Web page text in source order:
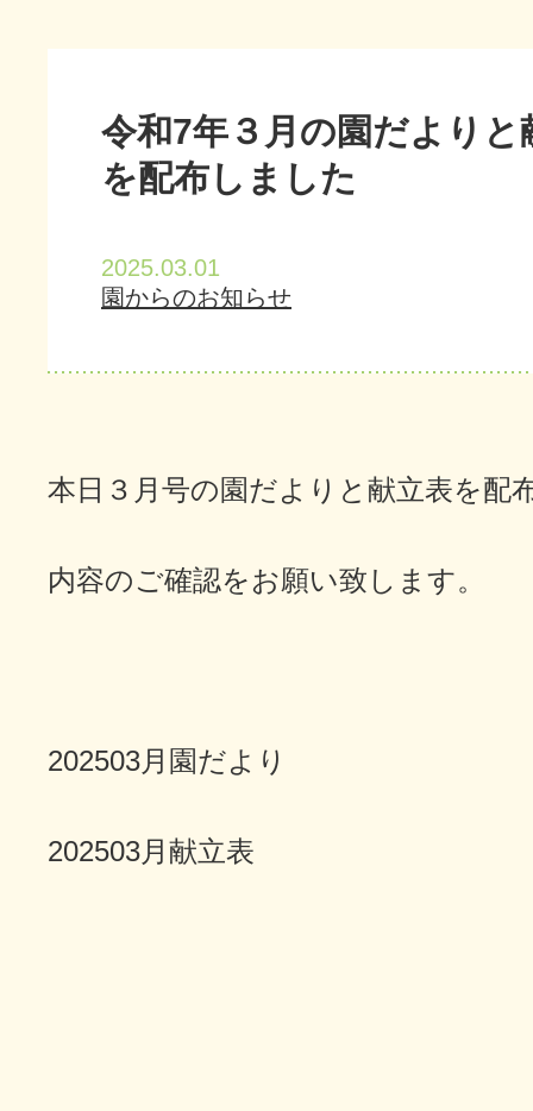
令和7年３月の園だよりと
を配布しました
2025.03.01
園からのお知らせ
本日３月号の園だよりと献立表を配
内容のご確認をお願い致します。
202503月園だより
202503月献立表